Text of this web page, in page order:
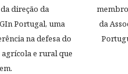
direção da
Portugal, uma
na defesa do
e rural que
da